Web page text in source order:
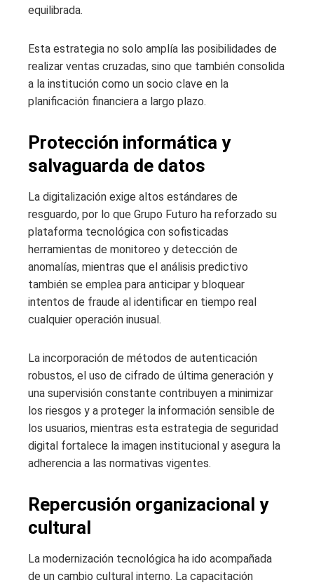
equilibrada.
Esta estrategia no solo amplía las posibilidades de
realizar ventas cruzadas, sino que también consolida
a la institución como un socio clave en la
planificación financiera a largo plazo.
Protección informática y
salvaguarda de datos
La digitalización exige altos estándares de
resguardo, por lo que Grupo Futuro ha reforzado su
plataforma tecnológica con sofisticadas
herramientas de monitoreo y detección de
anomalías, mientras que el análisis predictivo
también se emplea para anticipar y bloquear
intentos de fraude al identificar en tiempo real
cualquier operación inusual.
La incorporación de métodos de autenticación
robustos, el uso de cifrado de última generación y
una supervisión constante contribuyen a minimizar
los riesgos y a proteger la información sensible de
los usuarios, mientras esta estrategia de seguridad
digital fortalece la imagen institucional y asegura la
adherencia a las normativas vigentes.
Repercusión organizacional y
cultural
La modernización tecnológica ha ido acompañada
de un cambio cultural interno. La capacitación